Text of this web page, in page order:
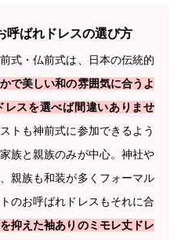
ばれドレスの選び方
式・仏前式は、日本の伝統的
で美しい和の雰囲気に合うよ
レスを選べば間違いありませ
トも神前式に参加できるよう
族と親族のみが中心。神社や
親族も和装が多くフォーマル
のお呼ばれドレスもそれに合
抑えた袖ありのミモレ丈ドレ